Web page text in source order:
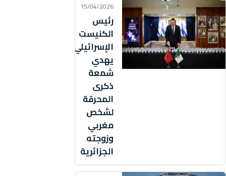
15/04/2026
رئيس
الكنيست
الإسرائيلي
يهدي
شمعة
ذكرى
المحرقة
لشخص
مغربي
وزوجته
الجزائرية